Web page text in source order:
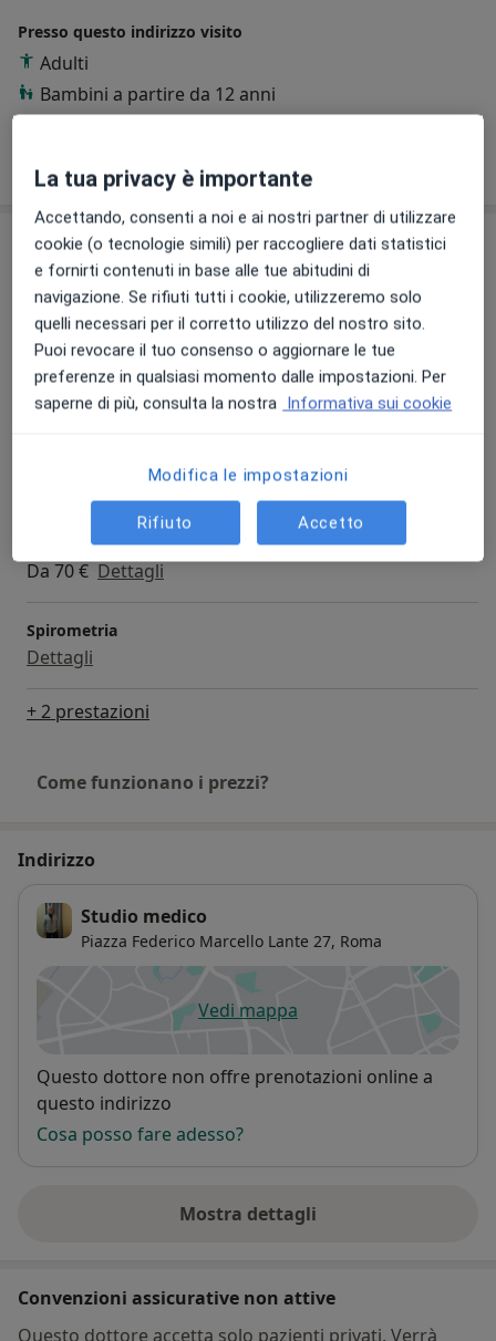
qualità di vita.
La salute dei miei pazienti è la mia priorità assoluta e
mi impegno al massimo per offrire il miglior servizio
Presso questo indirizzo visito
Adulti
Bambini a partire da 12 anni
sull'esperienza
Prestazioni e prezzi
Prima visita pneumologica
Da 70 € Dettagli
Visita pneumologica
Da 70 € Dettagli
Prima Visita
Da 70 € Dettagli
Spirometria
Dettagli
+ 2 prestazioni
Come funzionano i prezzi?
Indirizzo
Studio medico
Piazza Federico Marcello Lante 27, Roma
Vedi mappasi apre in una nuova scheda
Disponibilità
Questo dottore non offre prenotazioni online a
questo indirizzo
Cosa posso fare adesso?
Mostra dettagli
sull'indirizzo
Convenzioni assicurative non attive
Questo dottore accetta solo pazienti privati. Verrà
La tua privacy è importante
Accettando, consenti a noi e ai nostri partner di utilizzare
cookie (o tecnologie simili) per raccogliere dati statistici
e fornirti contenuti in base alle tue abitudini di
navigazione. Se rifiuti tutti i cookie, utilizzeremo solo
quelli necessari per il corretto utilizzo del nostro sito.
Puoi revocare il tuo consenso o aggiornare le tue
preferenze in qualsiasi momento dalle impostazioni. Per
saperne di più, consulta la nostra Informativa sui cookie
Modifica le impostazioni
Rifiuto Accetto